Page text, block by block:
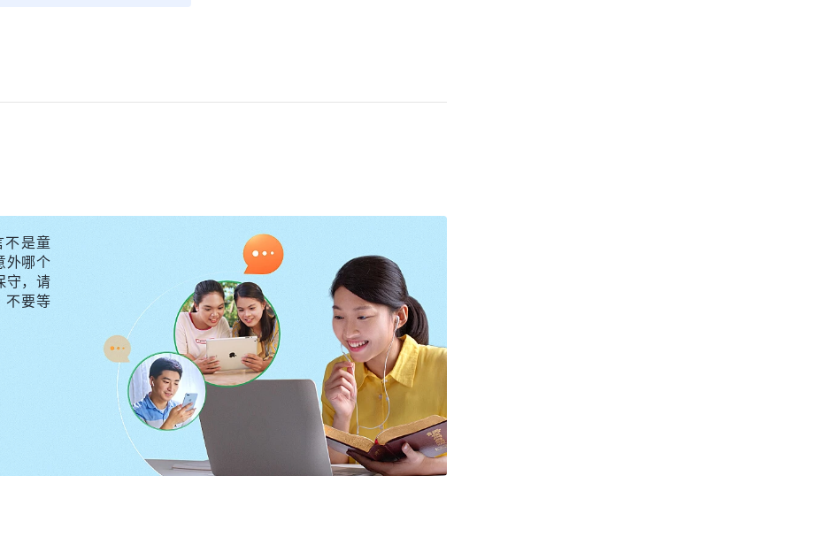
的好朋友，但是我对李乐没有一点儿真心和爱心。想到自己
有什么问题也会指出来让我认识扭转，但是我为了不给自己
败坏性情里却不管不顾。李乐意识不到自己的问题不能及时
我真的是太自私卑鄙了！我哪是为她考虑，这分明就是看着
人吗？反省到这儿，我才对“打人不打脸，揭人不揭短”这条
来越诡诈。
、什么是帮助人。神说：“
那‘揭人不揭短’中‘揭’这个字好不
一层意思？
（没有。）
我从人类的语言中理解到的这个‘揭’没
露人的一些问题、缺欠，或者一些不为人知的事情、行为，
揭短’的‘揭’字的意思。如果两个人相处得来，互相知心，彼
、得到帮助，不妨坐下来把问题开诚布公地说清楚、讲明
关于追求真理・什么是追求真理（八）》
神的话扭转了我不对的
揭露别人的问题、缺欠，存心目的不是为了帮助人，而是带
的，这样做只会给人带来伤害、打击，对人没有任何的造就
我看到李乐的问题已经影响到工作了，给她指出来是想让她
不是童
外哪个
守，请
不要等